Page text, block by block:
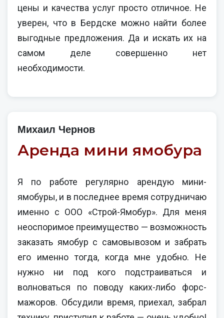
цены и качества услуг просто отличное. Не
уверен, что в Бердске можно найти более
выгодные предложения. Да и искать их на
самом деле совершенно нет
необходимости.
Михаил Чернов
Аренда мини ямобура
Я по работе регулярно арендую мини-
ямобуры, и в последнее время сотрудничаю
именно с ООО «Строй-Ямобур». Для меня
неоспоримое преимущество — возможность
заказать ямобур с самовывозом и забрать
его именно тогда, когда мне удобно. Не
нужно ни под кого подстраиваться и
волноваться по поводу каких-либо форс-
мажоров. Обсудили время, приехал, забрал